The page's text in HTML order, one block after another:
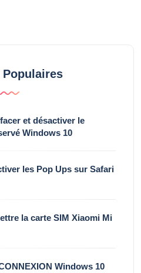
et désactiver le
Windows 10
les Pop Ups sur Safari
la carte SIM Xiaomi Mi
Windows 10